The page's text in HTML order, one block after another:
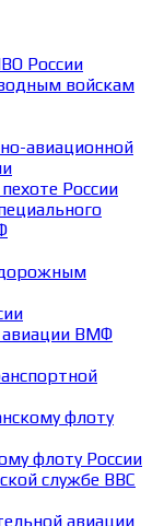
России
войскам
авиационной
России
авиации ВМФ
флоту
флоту России
службе ВВС
авиации